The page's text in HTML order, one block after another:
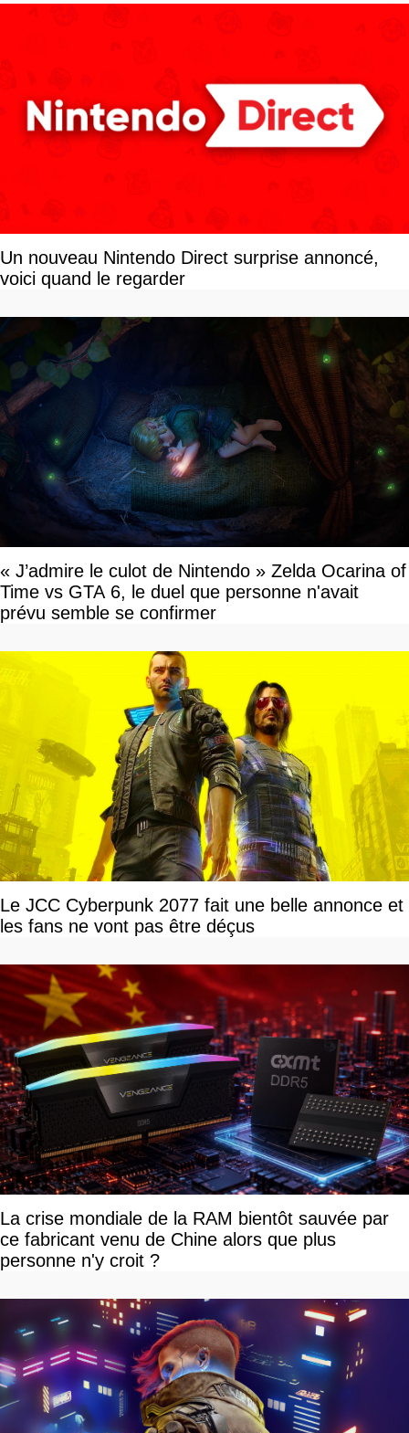
Un nouveau Nintendo Direct surprise annoncé,
voici quand le regarder
« J’admire le culot de Nintendo » Zelda Ocarina of
Time vs GTA 6, le duel que personne n'avait
prévu semble se confirmer
Le JCC Cyberpunk 2077 fait une belle annonce et
les fans ne vont pas être déçus
La crise mondiale de la RAM bientôt sauvée par
ce fabricant venu de Chine alors que plus
personne n'y croit ?